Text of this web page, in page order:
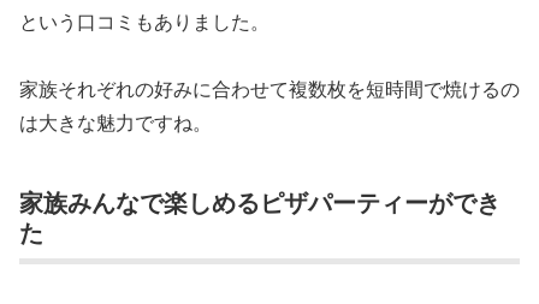
という口コミもありました。
家族それぞれの好みに合わせて複数枚を短時間で焼けるの
は大きな魅力ですね。
家族みんなで楽しめるピザパーティーができ
た